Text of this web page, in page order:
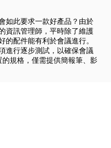
如此要求一款好產品？由於
資訊管理師，平時除了維護
配件能有利於會議進行。
進行逐步測試，以確保會議
規格，僅需提供簡報筆、影